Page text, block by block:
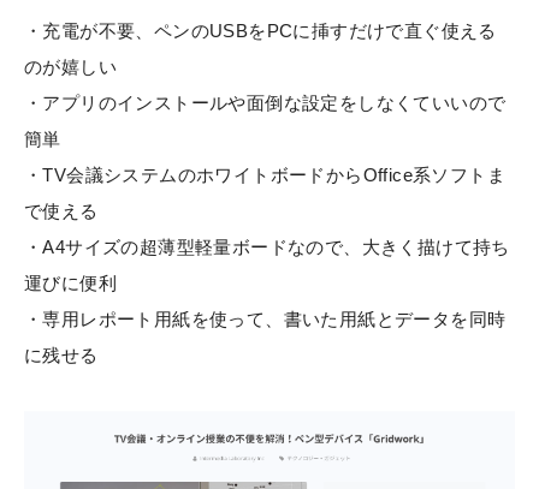
・充電が不要、ペンのUSBをPCに挿すだけで直ぐ使える
のが嬉しい
・アプリのインストールや面倒な設定をしなくていいので
簡単
・TV会議システムのホワイトボードからOffice系ソフトま
で使える
・A4サイズの超薄型軽量ボードなので、大きく描けて持ち
運びに便利
・専用レポート用紙を使って、書いた用紙とデータを同時
に残せる